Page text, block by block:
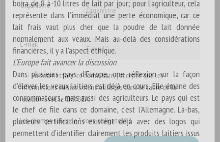
boira de 8 à 10 litres de lait par jour; pour l’agriculteur, cela
représente dans l’immédiat une perte économique, car ce
lait frais vaut plus cher que la poudre de lait donnée
normalement aux veaux. Mais au-delà des considérations
financières, il y a l’aspect éthique.
L’Europe fait avancer la discussion
Dans plusieurs pays d’Europe, une réflexion sur la façon
d’élever les veaux laitiers est déjà en cours. Elle émane des
consommateurs, mais aussi des agriculteurs. Le pays qui est
le chef de file dans ce domaine, c’est l’Allemagne. Là-bas,
plusieurs certifications existent déjà avec des logos qui
permettent d’identifier clairement les produits laitiers issus
Organisme *
E-mail *
En soumettant ce formulaire, j'accepte que les
informations saisies soient utilisées dans le cadre de la
relation avec le CNR BEA. *
Les champs suivis de * sont obligatoires